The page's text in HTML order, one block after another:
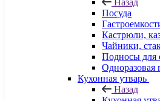
Назад
Посуда
Кастрюли,
Чайники,
Подносы для
Одноразовая
Кухонная утварь
Назад